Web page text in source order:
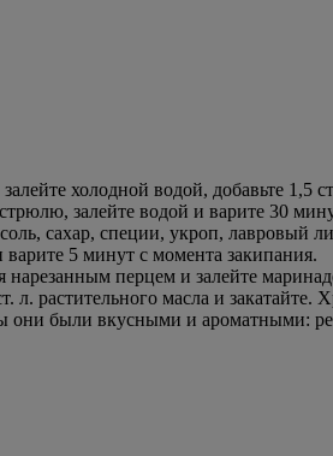
холодной водой, добавьте 1,5
залейте водой и варите 30
сахар, специи, укроп, лавровый
5 минут с момента закипания.
перцем и залейте
л. растительного масла и закатайте.
они были вкусными и ароматными: